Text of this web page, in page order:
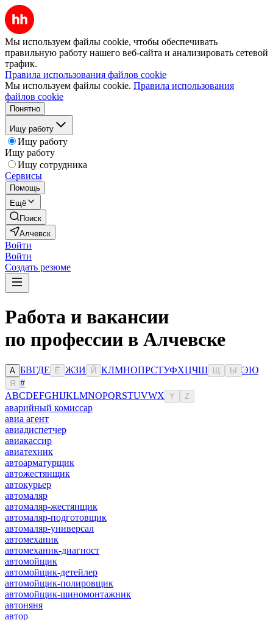
Мы используем файлы cookie, чтобы обеспечивать
правильную работу нашего веб-сайта и анализировать сетевой
трафик.
Правила использования файлов cookie
Мы используем файлы cookie. Правила использования
файлов cookie
Понятно
Ищу работу
Ищу работу
Ищу работу
Ищу сотрудника
Сервисы
Помощь
Ещё
Поиск
Алчевск
Войти
Войти
Создать резюме
Работа и вакансии
по профессии в Алчевске
А БВГДЕ Ё ЖЗИ Й КЛМНОПРСТУФХЦЧШ Ы ЭЮ
Я
#
ABCDEFGHIJKLMNOPQRSTUVWX Y Z
аварийный комиссар
авиа агент
авиадиспетчер
авиакассир
авиатехник
автоарматурщик
автожестянщик
автокурьер
автомаляр
автомаляр-жестянщик
автомаляр-подготовщик
автомаляр-универсал
автомеханик
автомеханик-диагност
автомойщик
автомойщик-детейлер
автомойщик-полировщик
автомойщик-шиномонтажник
автоняня
автор